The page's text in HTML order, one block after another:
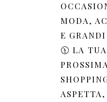
MODA,
E
🕦 LA TUA